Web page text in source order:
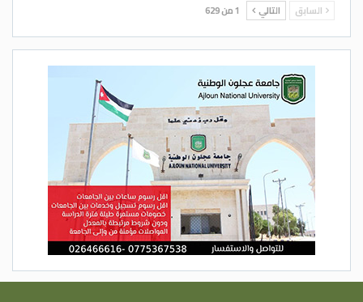
السابق التالي 1 من 629